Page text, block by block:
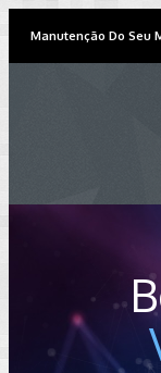
Manutenção Do Seu